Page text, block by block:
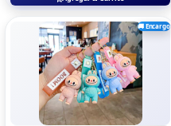
🚚 Encargo